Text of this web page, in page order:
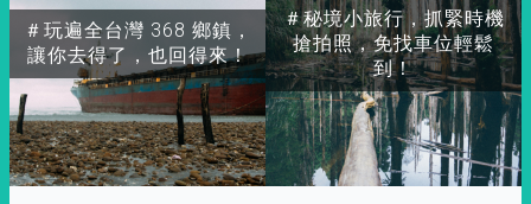
＃玩遍全台灣 368 鄉鎮，
讓你去得了，也回得來！
＃秘境小旅行，抓緊時機
搶拍照，免找車位輕鬆
到！